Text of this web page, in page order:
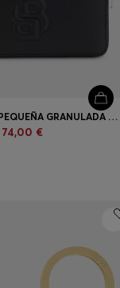
CARTERA PEQUEÑA GRANULADA CON MONOGRAMA DOUBLE B ACOLCHADO
74,00 €